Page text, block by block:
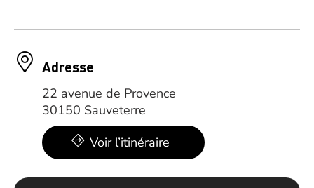
Adresse
22 avenue de Provence
30150 Sauveterre
Voir l’itinéraire